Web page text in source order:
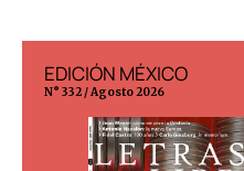
EDICIÓN MÉXICO
N° 332 / Agosto 2026